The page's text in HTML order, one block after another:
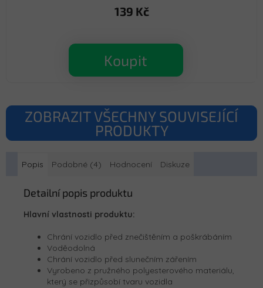
139 Kč
Koupit
ZOBRAZIT VŠECHNY SOUVISEJÍCÍ
PRODUKTY
Popis Podobné (4) Hodnocení Diskuze
Detailní popis produktu
Hlavní vlastnosti produktu:
Chrání vozidlo před znečištěním a poškrábáním
Voděodolná
Chrání vozidlo před slunečním zářením
Vyrobeno z pružného polyesterového materiálu,
který se přizpůsobí tvaru vozidla